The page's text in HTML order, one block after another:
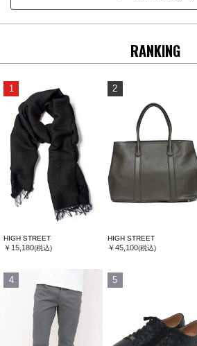
RANKING
1
HIGH STREET
￥15,180(税込)
2
HIGH STREET
￥45,100(税込)
4 5